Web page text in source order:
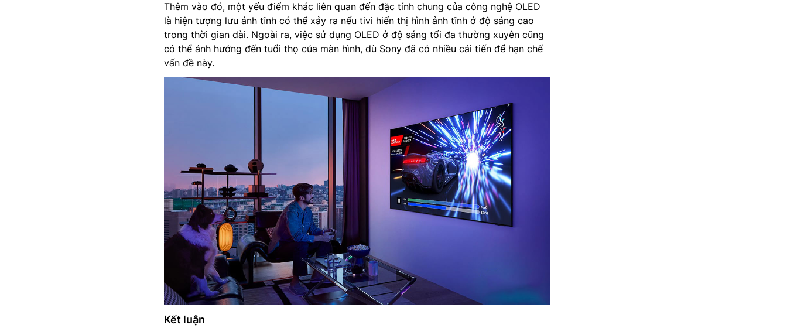
Thêm vào đó, một yếu điểm khác liên quan đến đặc tính chung của công nghệ OLED
là hiện tượng lưu ảnh tĩnh có thể xảy ra nếu tivi hiển thị hình ảnh tĩnh ở độ sáng cao
trong thời gian dài. Ngoài ra, việc sử dụng OLED ở độ sáng tối đa thường xuyên cũng
có thể ảnh hưởng đến tuổi thọ của màn hình, dù Sony đã có nhiều cải tiến để hạn chế
vấn đề này.
Kết luận